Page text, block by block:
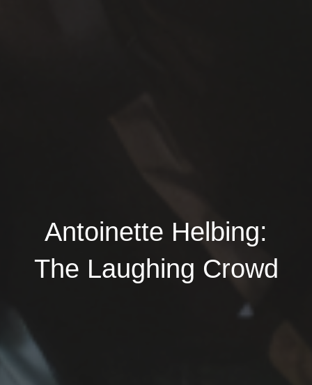
Antoinette Helbing:
The Laughing Crowd